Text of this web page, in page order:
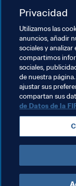
final de la Virtual
semifinales en
‘Marko’ –
Aunque se trate
Playstation en la
gran final como el
después de que
experimentado
2019, ‘Marko’
representar a los
Privacidad
Utilizamos las
anuncios, añadir
sociales y
compartimos
sociales,
de nuestra
ajustar sus
compartan sus
de Datos de la